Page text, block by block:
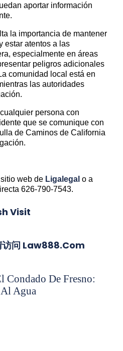
aportar información
la importancia de mantener
estar atentos a las
especialmente en áreas
peligros adicionales
comunidad local está en
las autoridades
persona con
que se comunique con
de Caminos de California
web de Ligalegal o a
626-790-7543.
Visit
访问 Law888.com
Condado De Fresno:
Agua